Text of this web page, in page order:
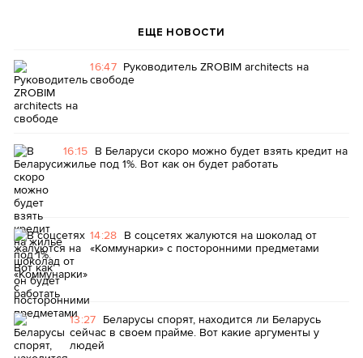
ЕЩЕ НОВОСТИ
16:47 Руководитель ZROBIM architects на
свободе
16:15 В Беларуси скоро можно будет взять кредит на
жилье под 1%. Вот как он будет работать
14:28 В соцсетях жалуются на шоколад от
«Коммунарки» с посторонними предметами
13:27 Беларусы спорят, находится ли Беларусь
сейчас в своем прайме. Вот какие аргументы у
людей